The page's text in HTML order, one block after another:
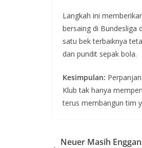
Langkah ini
bersaing di Bundesliga
satu bek terbaiknya
dan pundit sepak bola.
Kesimpulan:
Klub tak hanya
terus membangun tim
Neuer Masih